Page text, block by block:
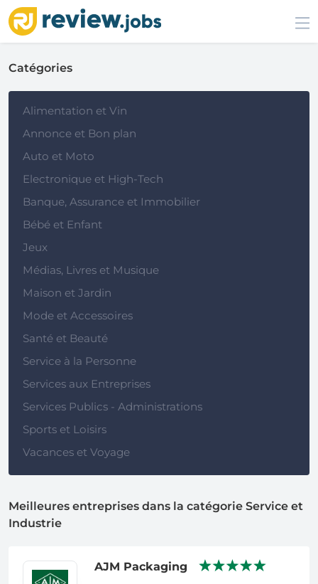
Catégories
Alimentation et Vin
Annonce et Bon plan
Auto et Moto
Electronique et High-Tech
Banque, Assurance et Immobilier
Bébé et Enfant
Jeux
Médias, Livres et Musique
Maison et Jardin
Mode et Accessoires
Santé et Beauté
Service à la Personne
Services aux Entreprises
Services Publics - Administrations
Sports et Loisirs
Vacances et Voyage
Meilleures entreprises dans la catégorie Service et
Industrie
AJM Packaging